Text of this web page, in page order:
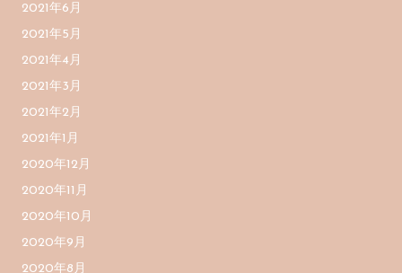
2021年6月
2021年5月
2021年4月
2021年3月
2021年2月
2021年1月
2020年12月
2020年11月
2020年10月
2020年9月
2020年8月